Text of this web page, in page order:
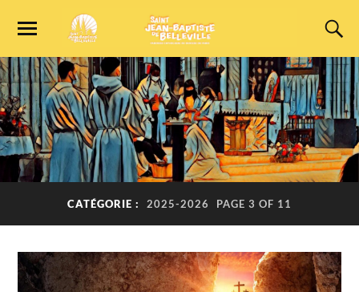
CATÉGORIE : 2025-2026 PAGE 3 OF 11